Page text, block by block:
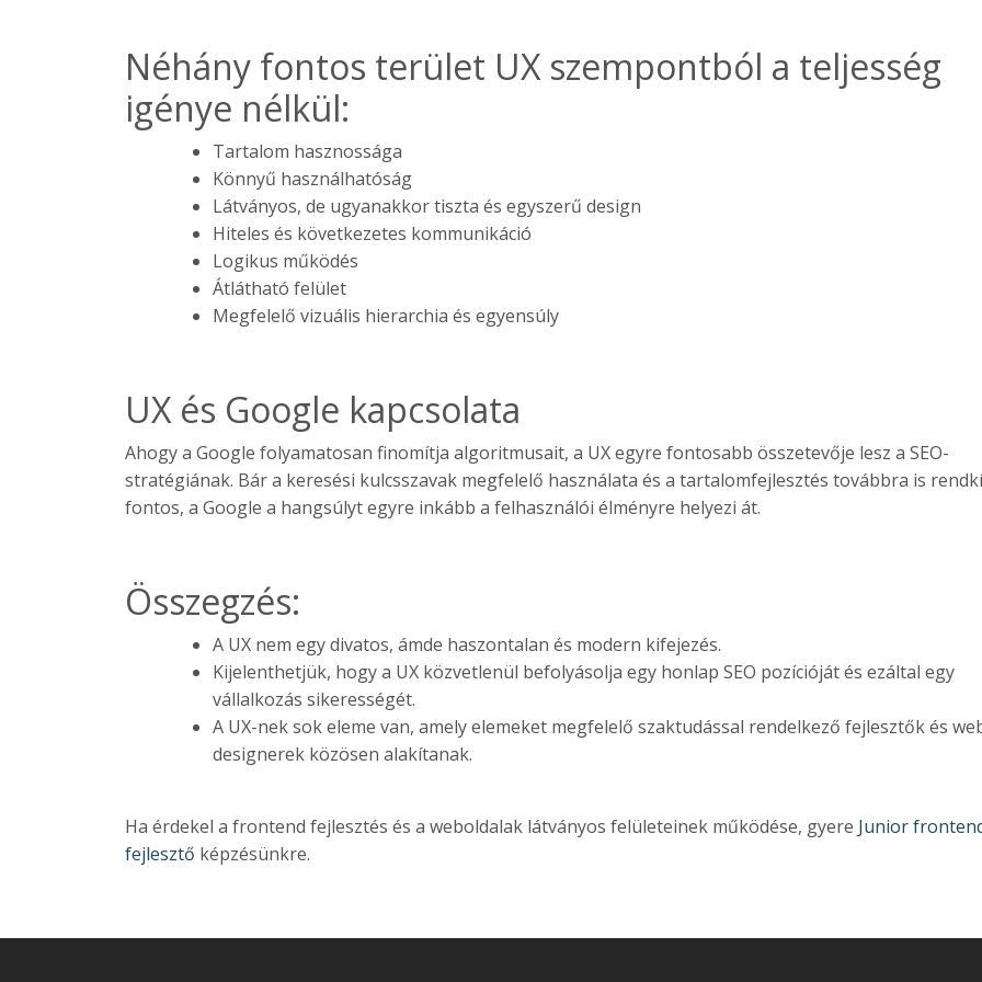
Néhány fontos terület UX szempontból a teljesség
igénye nélkül:
Tartalom hasznossága
Könnyű használhatóság
Látványos, de ugyanakkor tiszta és egyszerű design
Hiteles és következetes kommunikáció
Logikus működés
Átlátható felület
Megfelelő vizuális hierarchia és egyensúly
UX és Google kapcsolata
Ahogy a Google folyamatosan finomítja algoritmusait, a UX egyre fontosabb összetevője lesz a SEO-
stratégiának. Bár a keresési kulcsszavak megfelelő használata és a tartalomfejlesztés továbbra is
fontos, a Google a hangsúlyt egyre inkább a felhasználói élményre helyezi át.
Összegzés:
A UX nem egy divatos, ámde haszontalan és modern kifejezés.
Kijelenthetjük, hogy a UX közvetlenül befolyásolja egy honlap SEO pozícióját és ezáltal egy
vállalkozás sikerességét.
A UX-nek sok eleme van, amely elemeket megfelelő szaktudással rendelkező fejlesztők és
designerek közösen alakítanak.
Ha érdekel a frontend fejlesztés és a weboldalak látványos felületeinek működése, gyere Junior
fejlesztő képzésünkre.